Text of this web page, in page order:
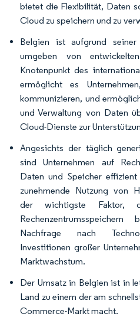
bietet die Flexibilität, Daten
Cloud zu speichern und zu
Belgien ist aufgrund
umgeben von
Knotenpunkt des
ermöglicht es
kommunizieren, und
und Verwaltung von Daten
Cloud-Dienste zur
Angesichts der täglich
sind Unternehmen auf
Daten und Speicher
zunehmende Nutzung von
der wichtigste Faktor,
Nachfrage nach
Investitionen großer
Marktwachstum.
Der Umsatz in Belgien ist in
Land zu einem der am
Commerce-Markt macht.